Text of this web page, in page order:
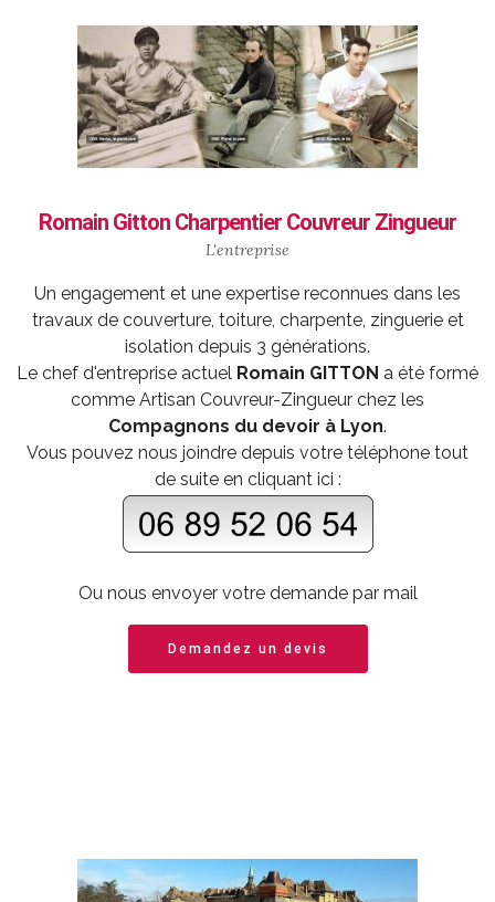
Romain Gitton Charpentier Couvreur Zingueur
L'entreprise
Un engagement et une expertise reconnues dans les
travaux de couverture, toiture, charpente, zinguerie et
isolation depuis 3 générations.
Le chef d'entreprise actuel Romain GITTON a été formé
comme Artisan Couvreur-Zingueur chez les
Compagnons du devoir à Lyon.
Vous pouvez nous joindre depuis votre téléphone tout
de suite en cliquant ici :
Ou nous envoyer votre demande par mail
Demandez un devis